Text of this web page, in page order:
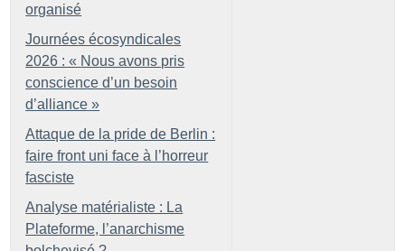
organisé
Journées écosyndicales
2026 : « Nous avons pris
conscience d’un besoin
d’alliance »
Attaque de la pride de Berlin :
faire front uni face à l’horreur
fasciste
Analyse matérialiste : La
Plateforme, l’anarchisme